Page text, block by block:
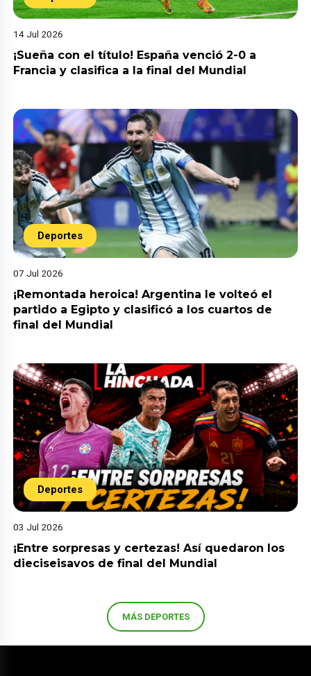
14 Jul 2026
¡Sueña con el título! España venció 2-0 a
Francia y clasifica a la final del Mundial
Deportes
07 Jul 2026
¡Remontada heroica! Argentina le volteó el
partido a Egipto y clasificó a los cuartos de
final del Mundial
Deportes
03 Jul 2026
¡Entre sorpresas y certezas! Así quedaron los
dieciseisavos de final del Mundial
MÁS DEPORTES